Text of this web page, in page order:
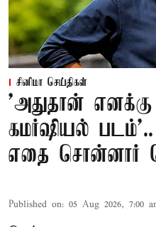
சினிமா செய்திகள்
'அதுதான் எனக்கு
கமர்ஷியல்
எதை சொன்னார்
Published on: 05 Aug 2026, 7:00